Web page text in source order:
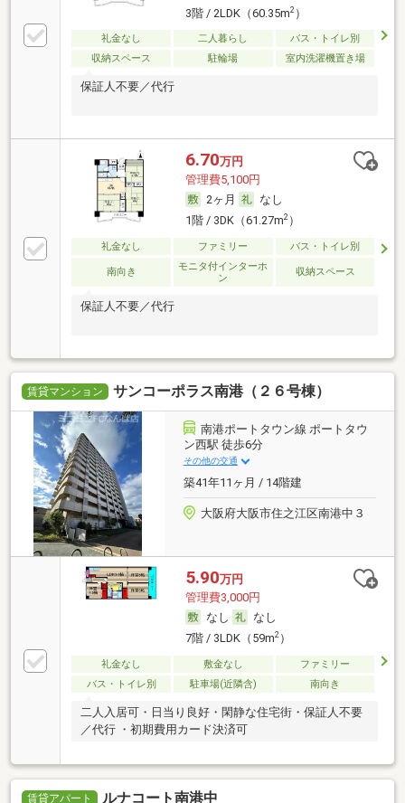
3階 / 2LDK（60.35m2）
礼金なし 二人暮らし
バス・トイレ別
収納スペース
駐輪場 室内洗濯機置き場
保証人不要／代行
6.70万円
管理費5,100円
2ヶ月
なし
1階 / 3DK（61.27m2）
礼金なし ファミリー バス・トイレ別
南向き
モニタ付インターホ
ン
収納スペース
保証人不要／代行
賃貸マンション サンコーポラス南港（２６号棟）
南港ポートタウン線 ポートタウ
ン西駅 徒歩6分
その他の交通
築41年11ヶ月 / 14階建
大阪府大阪市住之江区南港中３
5.90万円
管理費3,000円
なし
なし
7階 / 3LDK（59m2）
礼金なし 敷金なし
ファミリー
バス・トイレ別
駐車場(近隣含) 南向き
二人入居可・日当り良好・閑静な住宅街・保証人不要
／代行 ・初期費用カード決済可
賃貸アパート ルナコート南港中